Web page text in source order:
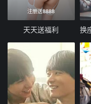
注册送8888
天天送福利